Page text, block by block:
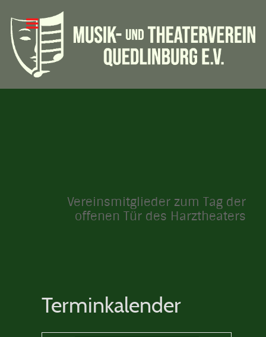
Vereinsmitglieder zum Tag der
offenen Tür des Harztheaters
Terminkalender